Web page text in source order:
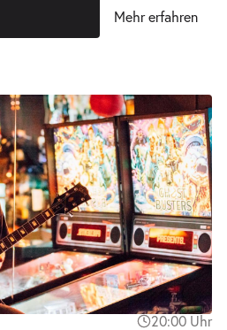
Mehr erfahren
20:00 Uhr